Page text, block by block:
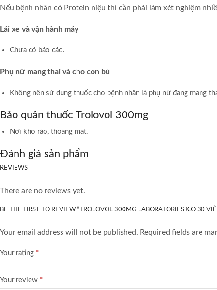
Nếu bệnh nhân có Protein niệu thì cần phải làm xét nghiệm
Lái xe và vận hành máy
Chưa có báo cáo.
Phụ nữ mang thai và cho con bú
Không nên sử dụng thuốc cho bệnh nhân là phụ nữ đang mang
Bảo quản thuốc Trolovol 300mg
Nơi khô ráo, thoáng mát.
Đánh giá sản phẩm
REVIEWS
There are no reviews yet.
BE THE FIRST TO REVIEW “TROLOVOL 300MG LABORATORIES X.O 30
Your email address will not be published. Required fields are
Your rating *
Your review *